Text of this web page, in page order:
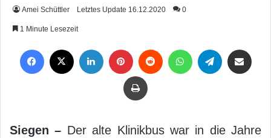
Amei Schüttler Letztes Update 16.12.2020 0
1 Minute Lesezeit
Drucken
Siegen – Der alte Klinikbus war in die Jahre